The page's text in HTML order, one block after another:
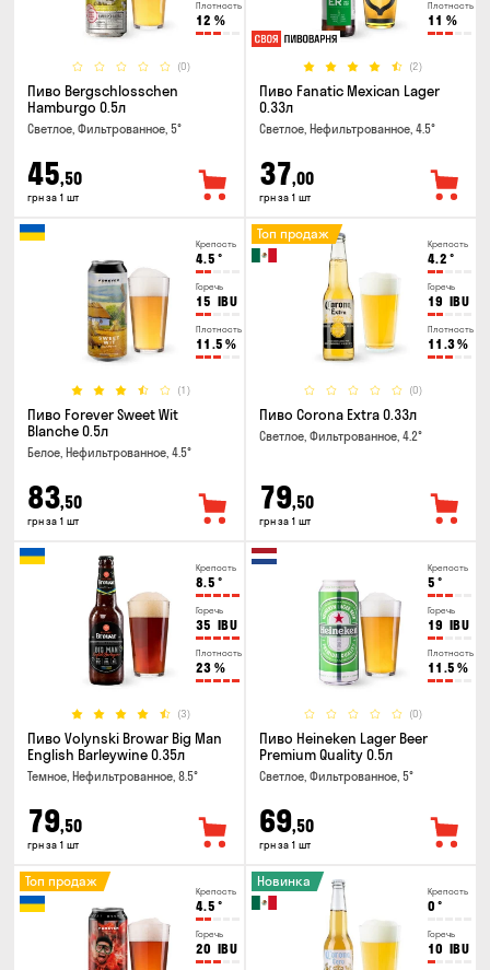
Плотность
12 %
(0)
Пиво Bergschlosschen
Hamburgo 0.5л
Светлое, Фильтрованное, 5°
45,50
грн за 1 шт
Плотность
11 %
(2)
Пиво Fanatic Mexican Lager
0.33л
Светлое, Нефильтрованное, 4.5°
37,00
грн за 1 шт
Крепость
4.5 °
Горечь
15 IBU
Плотность
11.5 %
(1)
Пиво Forever Sweet Wit
Blanche 0.5л
Белое, Нефильтрованное, 4.5°
83,50
грн за 1 шт
Крепость
4.2 °
Горечь
19 IBU
Плотность
11.3%
(0)
Топ продаж
Пиво Corona Extra 0.33л
Светлое, Фильтрованное, 4.2°
79,50
грн за 1 шт
Крепость
8.5 °
Горечь
35 IBU
Плотность
23 %
(3)
Пиво Volynski Browar Big Man
English Barleywine 0.35л
Темное, Нефильтрованное, 8.5°
79,50
грн за 1 шт
Крепость
5 °
Горечь
19 IBU
Плотность
11.5 %
(0)
Пиво Heineken Lager Beer
Premium Quality 0.5л
Светлое, Фильтрованное, 5°
69,50
грн за 1 шт
Крепость
4.5 °
Горечь
20 IBU
Топ продаж
Крепость
0 °
Горечь
10 IBU
Новинка